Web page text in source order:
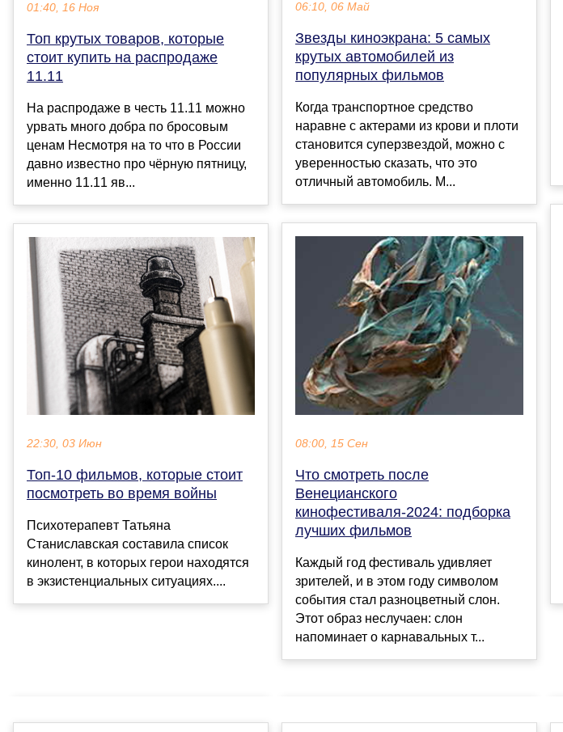
01:40, 16 Ноя
Топ крутых товаров, которые
стоит купить на распродаже
11.11
На распродаже в честь 11.11 можно
урвать много добра по бросовым
ценам Несмотря на то что в России
давно известно про чёрную пятницу,
именно 11.11 яв...
22:30, 03 Июн
Топ-10 фильмов, которые стоит
посмотреть во время войны
Психотерапевт Татьяна
Станиславская составила список
кинолент, в которых герои находятся
в экзистенциальных ситуациях....
06:10, 06 Май
Звезды киноэкрана: 5 самых
крутых автомобилей из
популярных фильмов
Когда транспортное средство
наравне с актерами из крови и плоти
становится суперзвездой, можно с
уверенностью сказать, что это
отличный автомобиль. М...
08:00, 15 Сен
Что смотреть после
Венецианского
кинофестиваля-2024: подборка
лучших фильмов
Каждый год фестиваль удивляет
зрителей, и в этом году символом
события стал разноцветный слон.
Этот образ неслучаен: слон
напоминает о карнавальных т...